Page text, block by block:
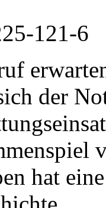
121-6
der
hat